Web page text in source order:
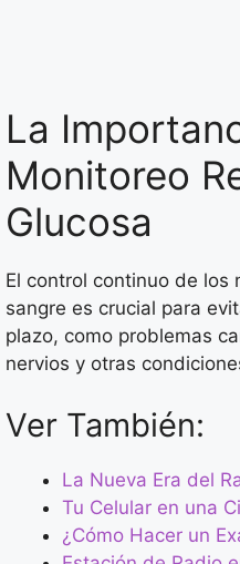
La
Monitoreo
Glucosa
El control continuo de los
sangre es crucial para
plazo, como problemas
nervios y otras
Ver También:
La Nueva Era del
Tu Celular en una
¿Cómo Hacer un